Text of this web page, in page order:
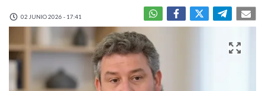
02 JUNIO 2026 - 17:41